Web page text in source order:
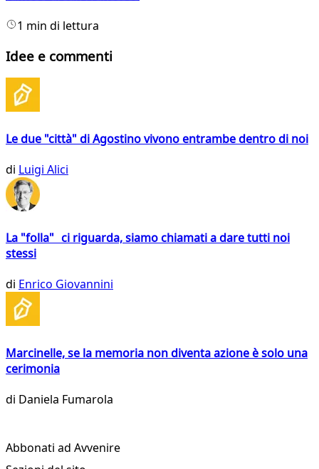
1 min di lettura
Idee e commenti
Le due "città" di Agostino vivono entrambe dentro di noi
di Luigi Alici
La "folla" ci riguarda, siamo chiamati a dare tutti noi
stessi
di Enrico Giovannini
Marcinelle, se la memoria non diventa azione è solo una
cerimonia
di Daniela Fumarola
Abbonati ad Avvenire